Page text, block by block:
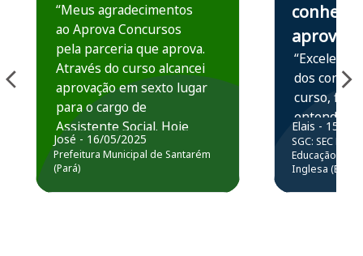
“Meus agradecimentos
ao Aprova Concursos
pela parceria que aprova.
Através do curso alcancei
aprovação em sexto lugar
para o cargo de
Assistente Social. Hoje
estou atuando na
Prefeitura de Santarém.
José - 16/05/2025
Prefeitura Municipal de Santarém
(Pará)
conhece,
aprova
“Excelente
dos
curso,
entender e
prática
resolução
questões.”
Elais - 15/07/
SGC: SEC BA
Educação
Inglesa (Edital